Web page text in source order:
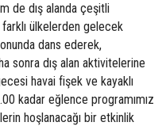
de dış alanda çeşitli
ülkelerden gelecek
dans ederek,
sonra dış alan aktivitelerine
havai fişek ve kayaklı
kadar eğlence programımız
hoşlanacağı bir etkinlik